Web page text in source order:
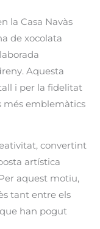
la Casa Navàs
de xocolata
Aquesta
i per la fidelitat
més emblemàtics
convertint
artística
aquest motiu,
tant entre els
han pogut